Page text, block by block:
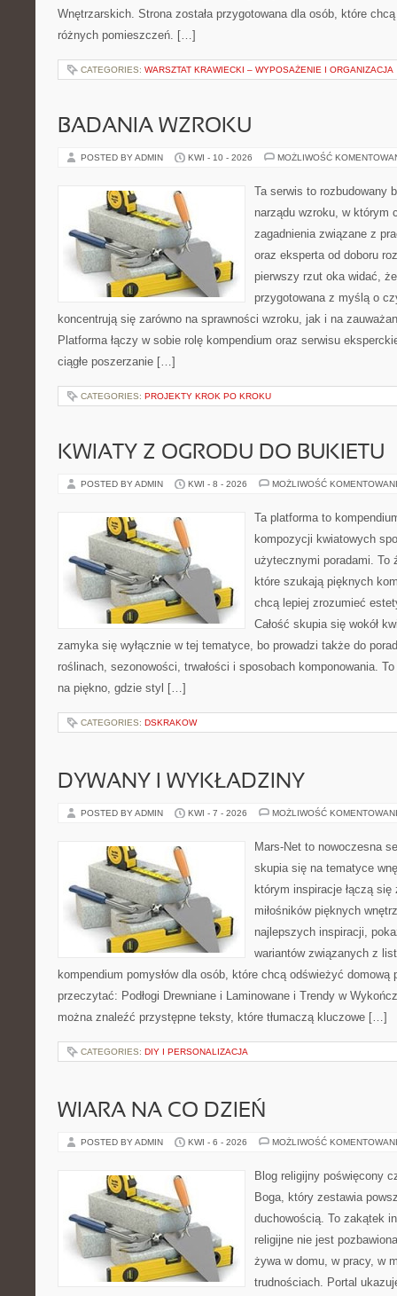
Wnętrzarskich. Strona została przygotowana dla osób, które
różnych pomieszczeń. […]
CATEGORIES: WARSZTAT KRAWIECKI – WYPOSAŻENIE I ORGANIZACJA
BADANIA WZROKU
POSTED BY ADMIN KWI - 10 - 2026 MOŻLIWOŚĆ
Ta serwis to rozbudowany
narządu wzroku, w którym
zagadnienia związane z
oraz eksperta od doboru
pierwszy rzut oka widać,
przygotowana z myślą o
koncentrują się zarówno na sprawności wzroku, jak i na
Platforma łączy w sobie rolę kompendium oraz serwisu
ciągłe poszerzanie […]
CATEGORIES: PROJEKTY KROK PO KROKU
KWIATY Z OGRODU DO BUKIETU
POSTED BY ADMIN KWI - 8 - 2026 MOŻLIWOŚĆ
Ta platforma to
kompozycji kwiatowych
użytecznymi poradami. To
które szukają pięknych
chcą lepiej zrozumieć
Całość skupia się wokół
zamyka się wyłącznie w tej tematyce, bo prowadzi także do
roślinach, sezonowości, trwałości i sposobach komponowania.
na piękno, gdzie styl […]
CATEGORIES: DSKRAKOW
DYWANY I WYKŁADZINY
POSTED BY ADMIN KWI - 7 - 2026 MOŻLIWOŚĆ
Mars-Net to nowoczesna
skupia się na tematyce
którym inspiracje łączą
miłośników pięknych
najlepszych inspiracji,
wariantów związanych z
kompendium pomysłów dla osób, które chcą odświeżyć domową
przeczytać: Podłogi Drewniane i Laminowane i Trendy w
można znaleźć przystępne teksty, które tłumaczą kluczowe […]
CATEGORIES: DIY I PERSONALIZACJA
WIARA NA CO DZIEŃ
POSTED BY ADMIN KWI - 6 - 2026 MOŻLIWOŚĆ
Blog religijny poświęcony
Boga, który zestawia
duchowością. To zakątek
religijne nie jest
żywa w domu, w pracy, w
trudnościach. Portal